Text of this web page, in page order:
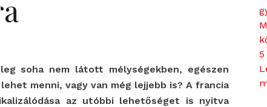
soha nem látott mélységekben, egészen
menni, vagy van még lejjebb is? A francia
az utóbbi lehetőséget is nyitva